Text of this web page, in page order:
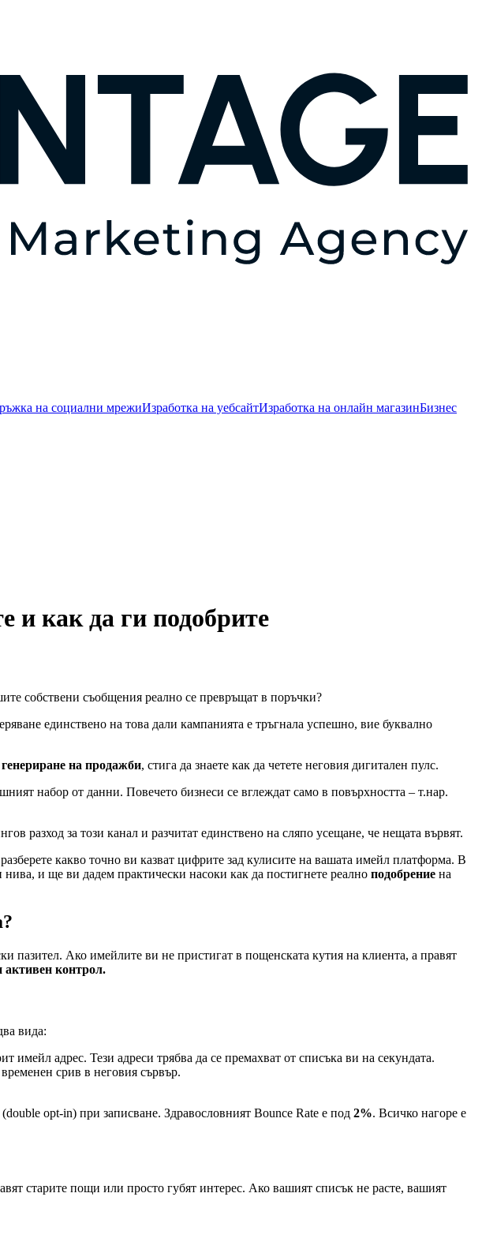
на социални мрежиИзработка на уебсайтИзработка на онлайн магазинБизнес
и как да ги подобрите
собствени съобщения реално се превръщат в поръчки?
единствено на това дали кампанията е тръгнала успешно, вие буквално
на продажби, стига да знаете как да четете неговия дигитален пулс.
набор от данни. Повечето бизнеси се вглеждат само в повърхността – т.нар.
разход за този канал и разчитат единствено на сляпо усещане, че нещата вървят.
какво точно ви казват цифрите зад кулисите на вашата имейл платформа. В
и ще ви дадем практически насоки как да постигнете реално подобрение на
пазител. Ако имейлите ви не пристигат в пощенската кутия на клиента, а правят
активен контрол.
вида:
адрес. Тези адреси трябва да се премахват от списъка ви на секундата.
срив в неговия сървър.
opt-in) при записване. Здравословният Bounce Rate е под 2%. Всичко нагоре е
старите пощи или просто губят интерес. Ако вашият списък не расте, вашият